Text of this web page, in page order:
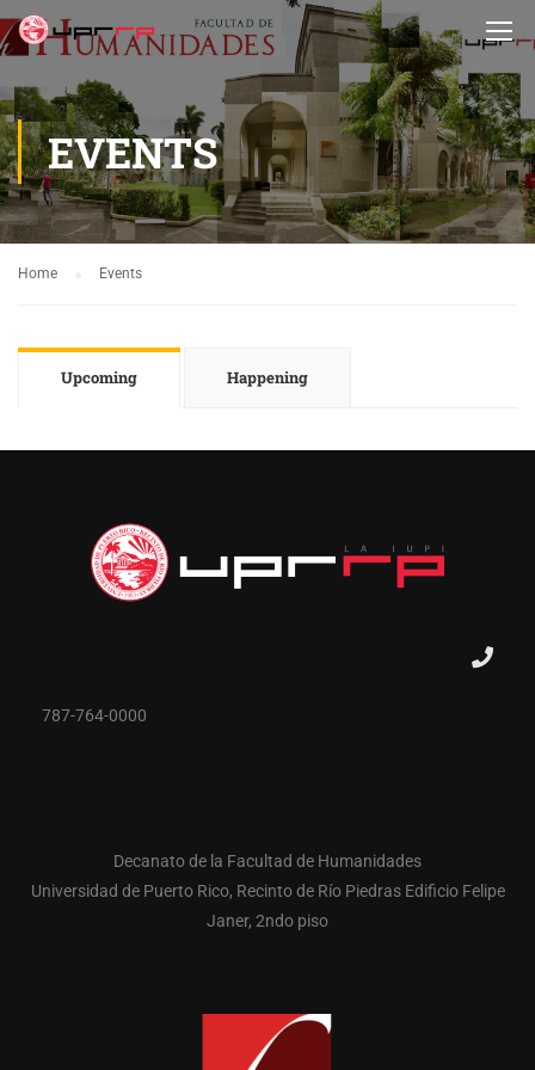
EVENTS
Home Events
Upcoming Happening
787-764-0000
Decanato de la Facultad de Humanidades
Universidad de Puerto Rico, Recinto de Río Piedras Edificio Felipe
Janer, 2ndo piso